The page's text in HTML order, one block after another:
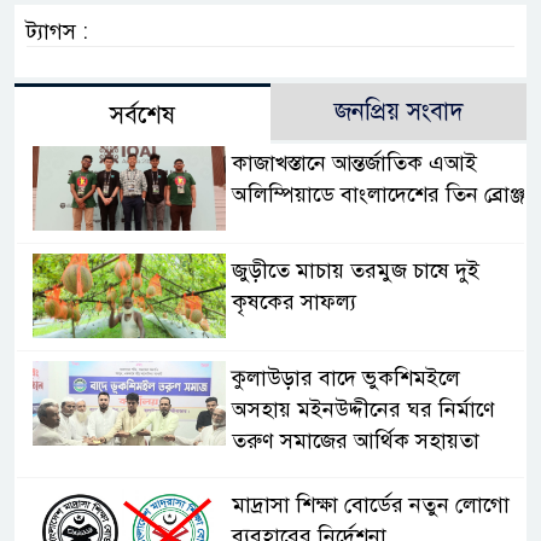
ট্যাগস :
সর্বশেষ জনপ্রিয় সংবাদ
কাজাখস্তানে আন্তর্জাতিক এআই
অলিম্পিয়াডে বাংলাদেশের তিন ব্রোঞ্জ
জুড়ীতে মাচায় তরমুজ চাষে দুই
কৃষকের সাফল্য
কুলাউড়ার বাদে ভুকশিমইলে
অসহায় মইনউদ্দীনের ঘর নির্মাণে
তরুণ সমাজের আর্থিক সহায়তা
মাদ্রাসা শিক্ষা বোর্ডের নতুন লোগো